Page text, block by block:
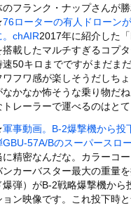
る結果、徹底的な刷新が必要
クドク作られるわｗｗｗｗ
が爆発しふた吹き飛ぶ
ｗｗｗｗｗｗｗw
出てこないの！！
とした男の悲劇（ノ∇`）
のフランク・ナップさんが勝
76ローターの有人ドローン
。chAIR2017年に紹介した
搭載したマルチすぎるコプ
速50キロまでですがまだま
ワフワ感が楽しそうだしち
なかなか怖そうな乗り物だ
トレーラーで運べるのはと
軍事動画。B-2爆撃機から投
GBU-57A/Bのスーパースロ
に精密なんだな。カラーコ
ンカーバスター最大の重量
爆弾）がB-2戦略爆撃機か
ョン映像です。これ投下時